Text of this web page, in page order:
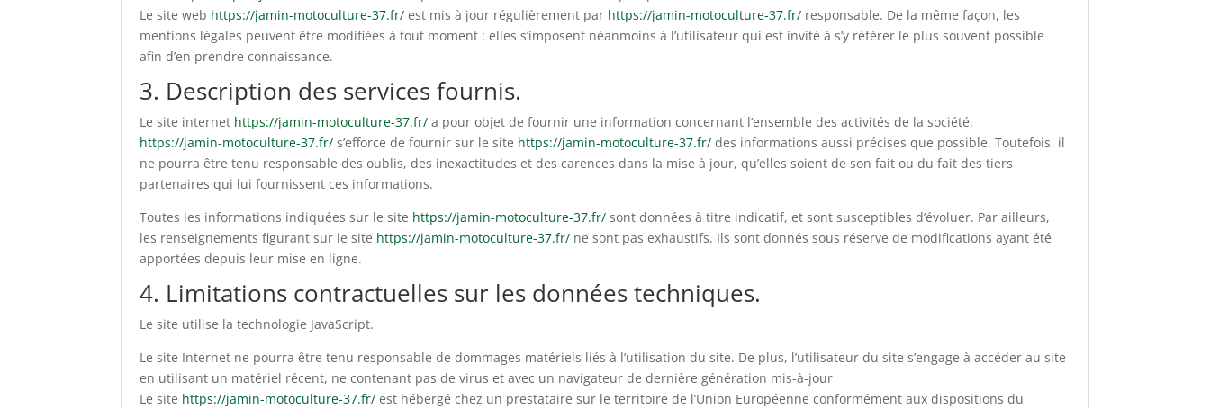
Le site web https://jamin-motoculture-37.fr/ est mis à jour régulièrement par https://jamin-motoculture-37.fr/ responsable. De la même façon, les
mentions légales peuvent être modifiées à tout moment : elles s’imposent néanmoins à l’utilisateur qui est invité à s’y référer le plus souvent possible
afin d’en prendre connaissance.
3. Description des services fournis.
Le site internet https://jamin-motoculture-37.fr/ a pour objet de fournir une information concernant l’ensemble des activités de la société.
https://jamin-motoculture-37.fr/ s’efforce de fournir sur le site https://jamin-motoculture-37.fr/ des informations aussi précises que possible. Toutefois, il
ne pourra être tenu responsable des oublis, des inexactitudes et des carences dans la mise à jour, qu’elles soient de son fait ou du fait des tiers
partenaires qui lui fournissent ces informations.
Toutes les informations indiquées sur le site https://jamin-motoculture-37.fr/ sont données à titre indicatif, et sont susceptibles d’évoluer. Par ailleurs,
les renseignements figurant sur le site https://jamin-motoculture-37.fr/ ne sont pas exhaustifs. Ils sont donnés sous réserve de modifications ayant été
apportées depuis leur mise en ligne.
4. Limitations contractuelles sur les données techniques.
Le site utilise la technologie JavaScript.
Le site Internet ne pourra être tenu responsable de dommages matériels liés à l’utilisation du site. De plus, l’utilisateur du site s’engage à accéder au site
en utilisant un matériel récent, ne contenant pas de virus et avec un navigateur de dernière génération mis-à-jour
Le site https://jamin-motoculture-37.fr/ est hébergé chez un prestataire sur le territoire de l’Union Européenne conformément aux dispositions du